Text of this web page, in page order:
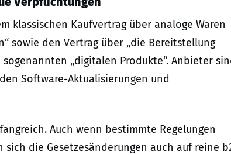
klassischen Kaufvertrag über analoge Waren
sowie den Vertrag über „die Bereitstellung
„digitalen Produkte“. Anbieter
Software-Aktualisierungen und
Auch wenn bestimmte Regelungen
die Gesetzesänderungen auch auf reine